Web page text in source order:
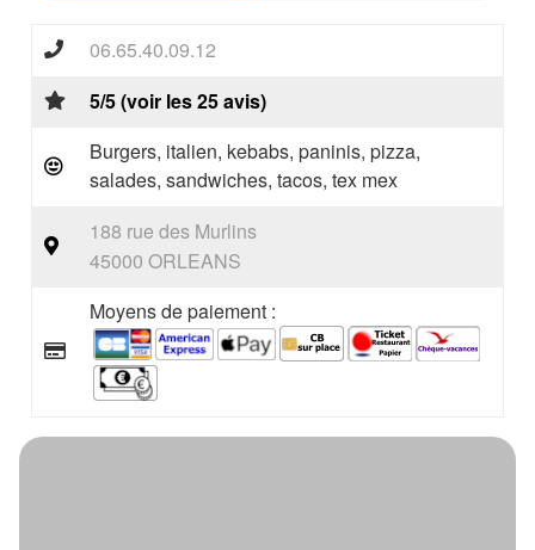
06.65.40.09.12
5/5 (voir les 25 avis)
Burgers, italien, kebabs, paninis, pizza,
salades, sandwiches, tacos, tex mex
188 rue des Murlins
45000 ORLEANS
Moyens de paiement :